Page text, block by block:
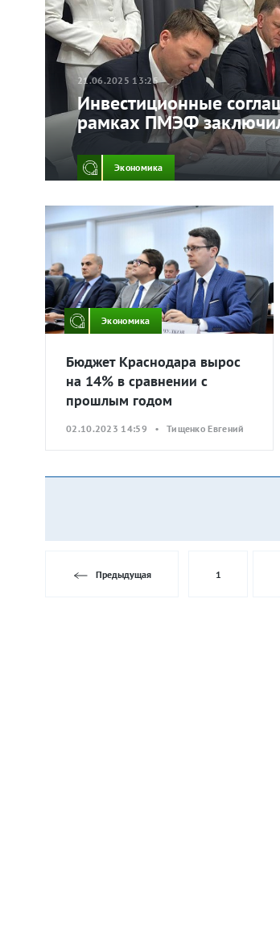
21.06.2025 13:25
Инвестиционные
рамках ПМЭФ
Экономика
Экономика
Бюджет Краснодара вырос
на 14% в сравнении с
прошлым годом
02.10.2023 14:59 • Тищенко Евгений
Предыдущая 1